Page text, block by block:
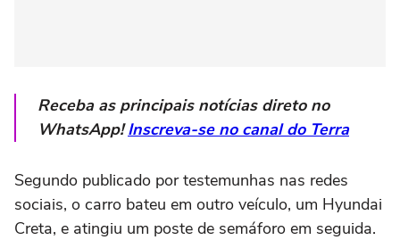
Receba as principais notícias direto no
WhatsApp!Inscreva-se no canal do Terra
Segundo publicado por testemunhas nas redes
sociais, o carro bateu em outro veículo, um Hyundai
Creta, e atingiu um poste de semáforo em seguida.